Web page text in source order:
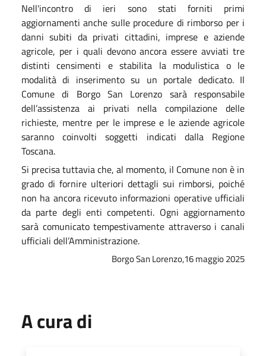
Nell'incontro di ieri sono stati forniti primi
aggiornamenti anche sulle procedure di rimborso per i
danni subiti da privati cittadini, imprese e aziende
agricole, per i quali devono ancora essere avviati tre
distinti censimenti e stabilita la modulistica o le
modalità di inserimento su un portale dedicato. Il
Comune di Borgo San Lorenzo sarà responsabile
dell’assistenza ai privati nella compilazione delle
richieste, mentre per le imprese e le aziende agricole
saranno coinvolti soggetti indicati dalla Regione
Toscana.
Si precisa tuttavia che, al momento, il Comune non è in
grado di fornire ulteriori dettagli sui rimborsi, poiché
non ha ancora ricevuto informazioni operative ufficiali
da parte degli enti competenti. Ogni aggiornamento
sarà comunicato tempestivamente attraverso i canali
ufficiali dell’Amministrazione.
Borgo San Lorenzo,16 maggio 2025
A cura di